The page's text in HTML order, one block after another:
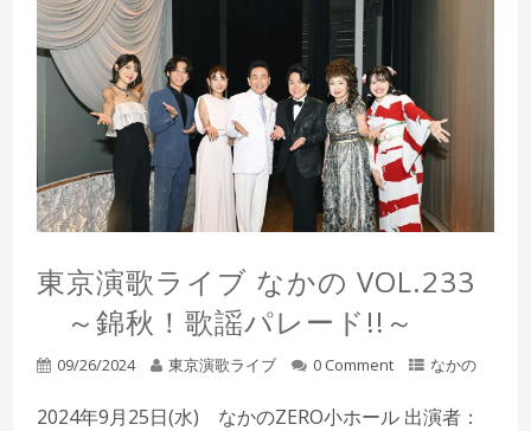
東京演歌ライブ なかの VOL.233
～錦秋！歌謡パレード!!～
09/26/2024 東京演歌ライブ 0 Comment なかの
2024年9月25日(水) なかのZERO小ホール 出演者：